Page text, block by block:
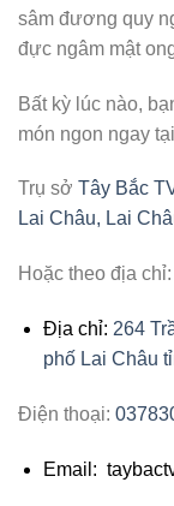
sâm đương quy
đực ngâm mật
Bất kỳ lúc nào,
món ngon ngay
Trụ sở Tây Bắc
Lai Châu, Lai
Hoặc theo địa chỉ:
Địa chỉ: 264
phố Lai Châu
Điện thoại:
Email: